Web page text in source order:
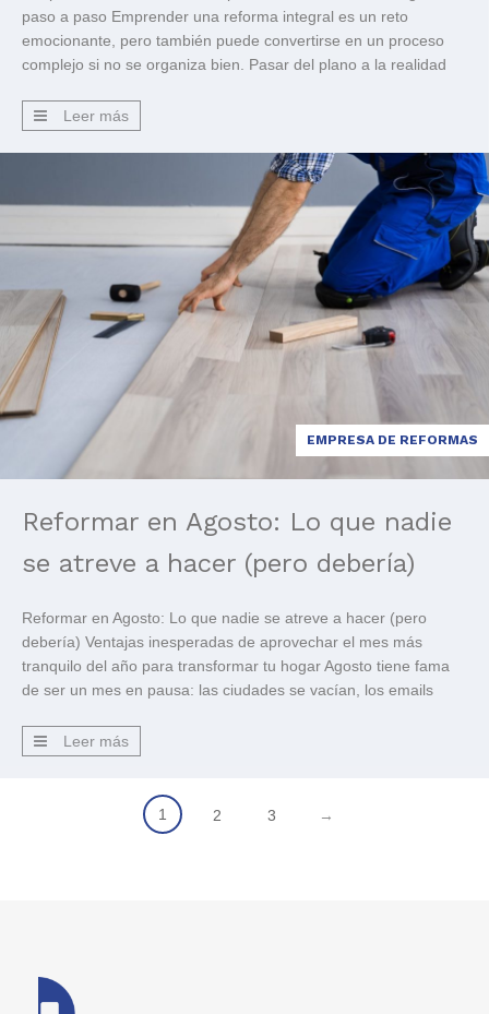
paso a paso Emprender una reforma integral es un reto
emocionante, pero también puede convertirse en un proceso
complejo si no se organiza bien. Pasar del plano a la realidad
acompañamiento profesional que guíe cada decisión. En […]
Leer más
EMPRESA DE REFORMAS
Reformar en Agosto: Lo que nadie
se atreve a hacer (pero debería)
Reformar en Agosto: Lo que nadie se atreve a hacer (pero
debería) Ventajas inesperadas de aprovechar el mes más
tranquilo del año para transformar tu hogar Agosto tiene fama
de ser un mes en pausa: las ciudades se vacían, los emails
Pero si estás […]
Leer más
1 2 3 →